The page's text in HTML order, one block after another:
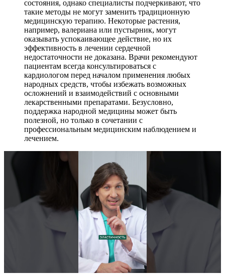
состояния, однако специалисты подчеркивают, что
такие методы не могут заменить традиционную
медицинскую терапию. Некоторые растения,
например, валериана или пустырник, могут
оказывать успокаивающее действие, но их
эффективность в лечении сердечной
недостаточности не доказана. Врачи рекомендуют
пациентам всегда консультироваться с
кардиологом перед началом применения любых
народных средств, чтобы избежать возможных
осложнений и взаимодействий с основными
лекарственными препаратами. Безусловно,
поддержка народной медицины может быть
полезной, но только в сочетании с
профессиональным медицинским наблюдением и
лечением.